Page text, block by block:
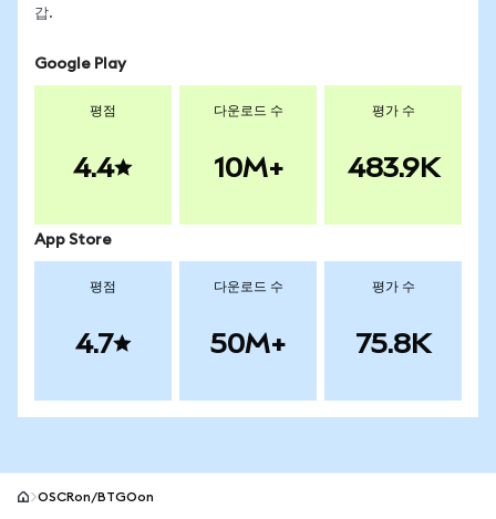
갑.
Google Play
평점
4.4
다운로드 수
10M+
평가 수
483.9K
App Store
평점
4.7
다운로드 수
50M+
평가 수
75.8K
OSCRon/BTGOon